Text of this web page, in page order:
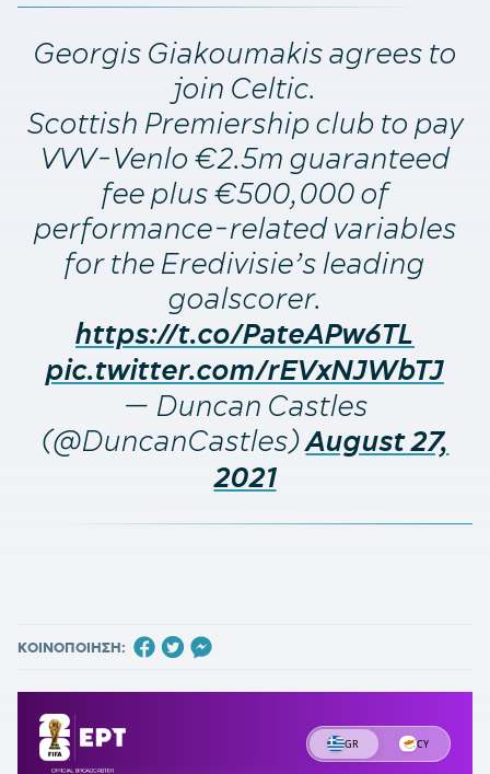
Georgis Giakoumakis agrees to
join Celtic.
Scottish Premiership club to pay
VVV-Venlo €2.5m guaranteed
fee plus €500,000 of
performance-related variables
for the Eredivisie’s leading
goalscorer.
https://t.co/PateAPw6TL
pic.twitter.com/rEVxNJWbTJ
— Duncan Castles
(@DuncanCastles)August 27,
2021
ΚΟΙΝΟΠΟΙΗΣΗ: